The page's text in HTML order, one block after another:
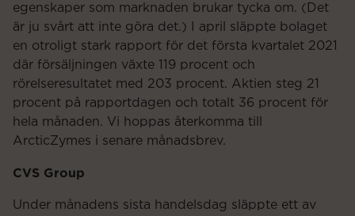
egenskaper som marknaden brukar tycka om. (Det
är ju svårt att inte göra det.) I april släppte bolaget
en otroligt stark rapport för det första kvartalet 2021
där försäljningen växte 119 procent och
rörelseresultatet med 203 procent. Aktien steg 21
procent på rapportdagen och totalt 36 procent för
hela månaden. Vi hoppas återkomma till
ArcticZymes i senare månadsbrev.
CVS Group
Under månadens sista handelsdag släppte ett av